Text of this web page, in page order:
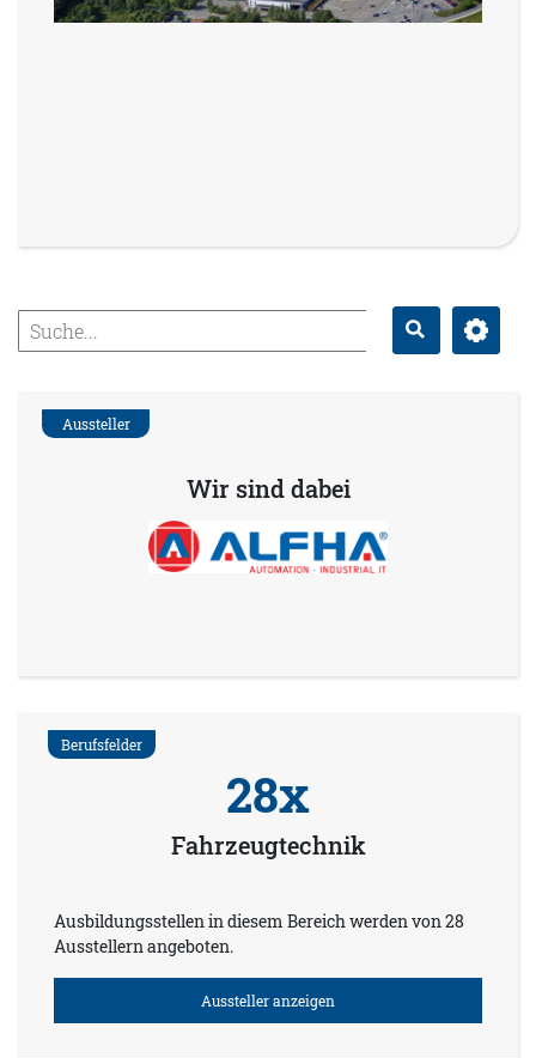
Suche
Aussteller
Wir sind dabei
Berufsfelder
28x
Fahrzeugtechnik
Ausbildungsstellen in diesem Bereich werden von 28
Ausstellern angeboten.
Aussteller anzeigen